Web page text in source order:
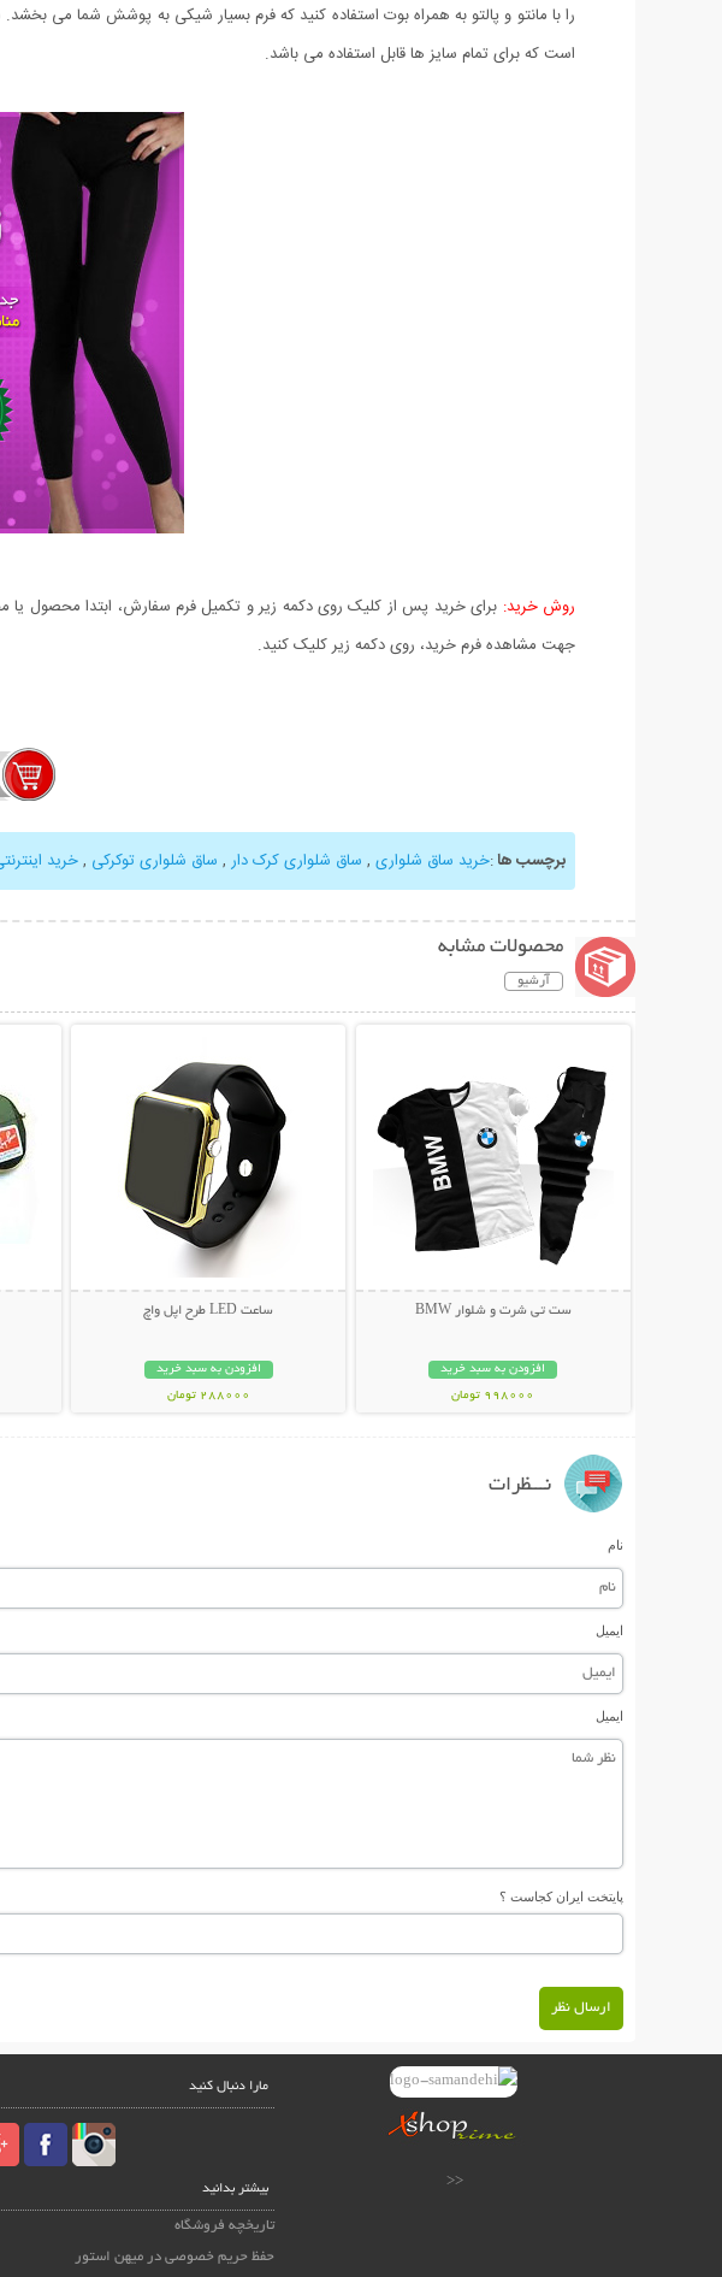
است که برای تمام سایز ها قابل استفاده می باشد.
روش خرید: برای خرید پس از کلیک روی دکمه زیر و تکمیل فرم سفارش، ابتدا محصول یا
جهت مشاهده فرم خرید، روی دکمه زیر کلیک کنید.
برچسب ها:خرید ساق شلواری , ساق شلواری کرک دار , ساق شلواری توکرکی ,خرید
محصولات مشابه
آرشیو
ست تی شرت و شلوار BMW
افزودن به سبد خرید
998000 تومان
ساعت LED طرح اپل واچ
افزودن به سبد خرید
288000 تومان
نـــظرات
نام
ایمیل
ایمیل
پایتخت ایران کجاست ؟
ارسال نظر
<<
مارا دنبال کنید
بیشتر بدانید
تاریخچه فروشگاه
حفظ حریم خصوصی در میهن استور